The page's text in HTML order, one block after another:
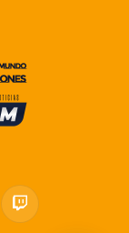
Twitch